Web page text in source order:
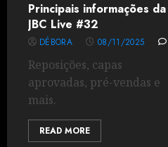
Principais informações da
JBC Live #32
DÉBORA 08/11/2025
Reposições, capas
aprovadas, pré-vendas e
mais.
READ MORE